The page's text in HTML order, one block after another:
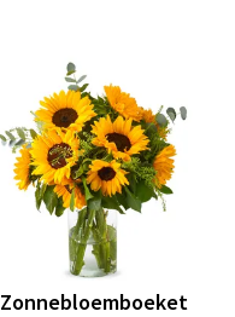
Zonnebloemboeket